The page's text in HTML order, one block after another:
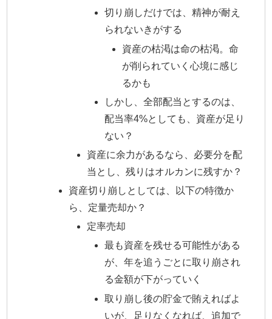
切り崩しだけでは、精神が耐え
られないきがする
資産の枯渇は命の枯渇。命
が削られていく心境に感じ
るかも
しかし、全部配当とするのは、
配当率4%としても、資産が足り
ない？
資産に余力があるなら、必要分を配
当とし、残りはオルカンに残すか？
資産切り崩しとしては、以下の特徴か
ら、定量売却か？
定率売却
最も資産を残せる可能性がある
が、年を追うごとに取り崩され
る金額が下がっていく
取り崩し後の貯金で賄えればよ
いが、足りなくなれば、追加で